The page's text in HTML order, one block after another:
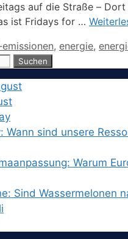
auf die Straße –
ist Fridays for …
, energie,
Wann sind unsere
Warum
Sind Wassermelonen